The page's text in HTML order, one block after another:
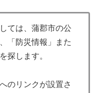
ては、蒲郡市の公
「防災情報」また
探します。
のリンクが設置さ